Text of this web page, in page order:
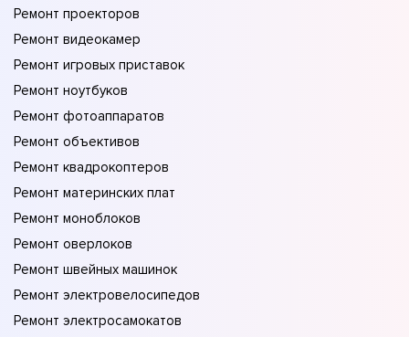
Ремонт проекторов
Ремонт видеокамер
Ремонт игровых приставок
Ремонт ноутбуков
Ремонт фотоаппаратов
Ремонт объективов
Ремонт квадрокоптеров
Ремонт материнских плат
Ремонт моноблоков
Ремонт оверлоков
Ремонт швейных машинок
Ремонт электровелосипедов
Ремонт электросамокатов